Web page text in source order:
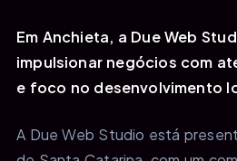
Em Anchieta, a Due Web
impulsionar negócios com
e foco no desenvolvimento
A Due Web Studio está